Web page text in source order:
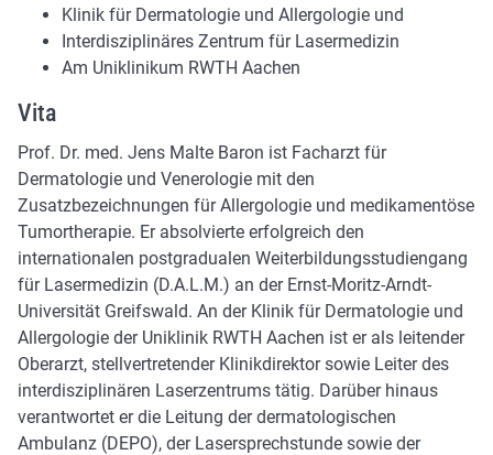
Klinik für Dermatologie und Allergologie und
Interdisziplinäres Zentrum für Lasermedizin
Am Uniklinikum RWTH Aachen
Vita
Prof. Dr. med. Jens Malte Baron ist Facharzt für
Dermatologie und Venerologie mit den
Zusatzbezeichnungen für Allergologie und medikamentöse
Tumortherapie. Er absolvierte erfolgreich den
internationalen postgradualen Weiterbildungsstudiengang
für Lasermedizin (D.A.L.M.) an der Ernst-Moritz-Arndt-
Universität Greifswald. An der Klinik für Dermatologie und
Allergologie der Uniklinik RWTH Aachen ist er als leitender
Oberarzt, stellvertretender Klinikdirektor sowie Leiter des
interdisziplinären Laserzentrums tätig. Darüber hinaus
verantwortet er die Leitung der dermatologischen
Ambulanz (DEPO), der Lasersprechstunde sowie der